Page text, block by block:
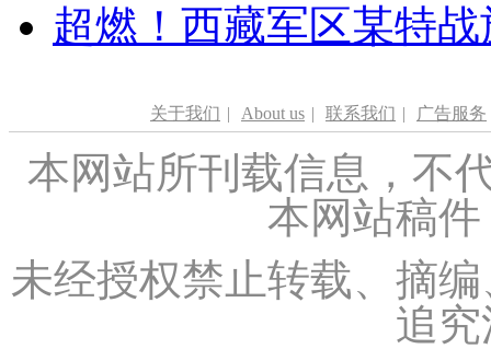
超燃！西藏军区某特
关于我们 | About us | 联系我们 | 广告服务
本网站所刊载信息，不
本网站稿
未经授权禁止转载、摘
追